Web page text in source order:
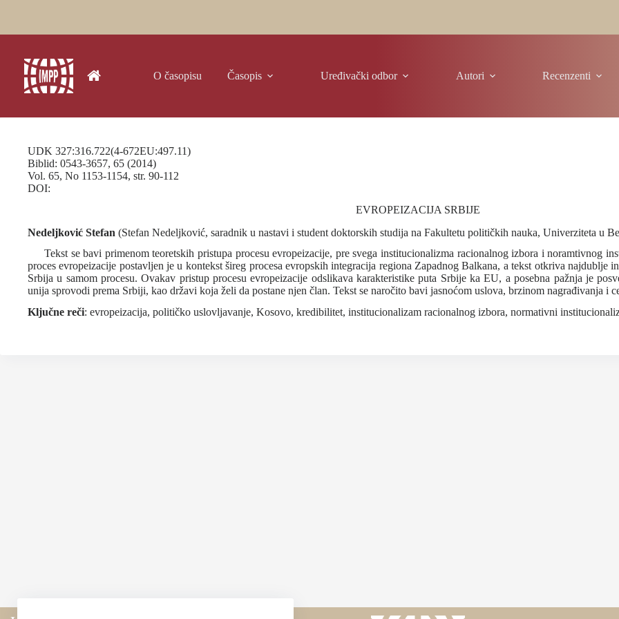
O časopisu Časopis Uređivački odbor Autori Recenzenti
UDK 327:316.722(4-672EU:497.11)
Biblid: 0543-3657, 65 (2014)
Vol. 65, No 1153-1154, str. 90-112
DOI:
EVROPEIZACIJA SRBIJE
Nedeljković Stefan (Stefan Nedeljković, saradnik u nastavi i student doktorskih studija na Fakultetu političkih nauka, Univerziteta u
Tekst se bavi primenom teoretskih pristupa procesu evropeizacije, pre svega institucionalizma racionalnog izbora i noramtivnog
proces evropeizacije postavljen je u kontekst šireg procesa evropskih integracija regiona Zapadnog Balkana, a tekst otkriva najdublje
Srbija u samom procesu. Ovakav pristup procesu evropeizacije odslikava karakteristike puta Srbije ka EU, a posebna pažnja je
unija sprovodi prema Srbiji, kao državi koja želi da postane njen član. Tekst se naročito bavi jasnoćom uslova, brzinom nagrađivanja i
Ključne reči: evropeizacija, političko uslovljavanje, Kosovo, kredibilitet, institucionalizam racionalnog izbora, normativni